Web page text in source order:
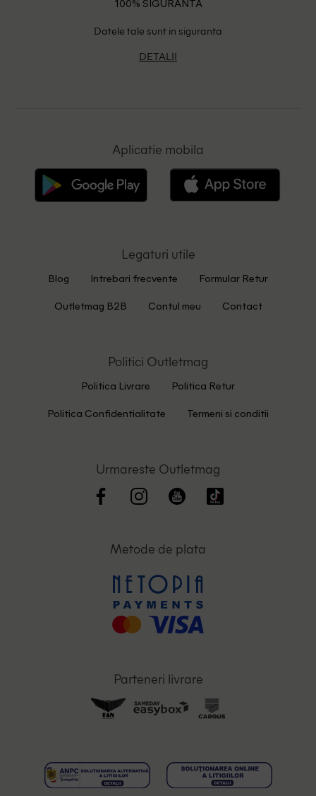
100% SIGURANTA
Datele tale sunt in siguranta
DETALII
Aplicatie mobila
Legaturi utile
Blog Intrebari frecvente Formular Retur
Outletmag B2B Contul meu Contact
Politici Outletmag
Politica Livrare Politica Retur
Politica Confidentialitate Termeni si conditii
Urmareste Outletmag
Metode de plata
Parteneri livrare